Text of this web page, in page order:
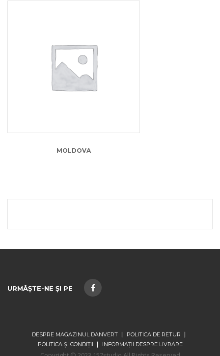
13.00lei
MOLDOVA
URMĂȘTE-NE ȘI PE
DESPRE MAGAZINUL DANVERT
POLITICA DE RETUR
POLITICA ȘI CONDIȚII
INFORMAȚII DESPRE LIVRARE